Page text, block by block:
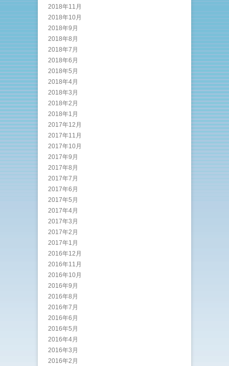
2018年11月
2018年10月
2018年9月
2018年8月
2018年7月
2018年6月
2018年5月
2018年4月
2018年3月
2018年2月
2018年1月
2017年12月
2017年11月
2017年10月
2017年9月
2017年8月
2017年7月
2017年6月
2017年5月
2017年4月
2017年3月
2017年2月
2017年1月
2016年12月
2016年11月
2016年10月
2016年9月
2016年8月
2016年7月
2016年6月
2016年5月
2016年4月
2016年3月
2016年2月